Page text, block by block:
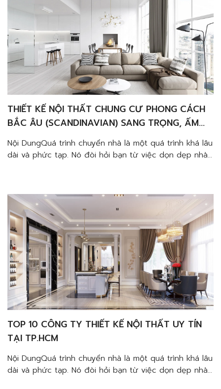
THIẾT KẾ NỘI THẤT CHUNG CƯ PHONG CÁCH
BẮC ÂU (SCANDINAVIAN) SANG TRỌNG, ẤM
CÚNG VÀ TINH TẾ
Nội DungQuá trình chuyển nhà là một quá trình khá lâu
dài và phức tạp. Nó đòi hỏi bạn từ việc dọn dẹp nhà
TOP 10 CÔNG TY THIẾT KẾ NỘI THẤT UY TÍN
TẠI TP.HCM
Nội DungQuá trình chuyển nhà là một quá trình khá lâu
dài và phức tạp. Nó đòi hỏi bạn từ việc dọn dẹp nhà